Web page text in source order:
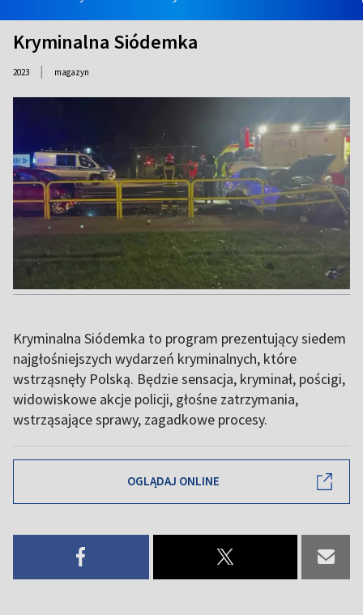
Kryminalna Siódemka
2023 | magazyn
Kryminalna Siódemka to program prezentujący siedem
najgłośniejszych wydarzeń kryminalnych, które
wstrząsnęły Polską. Będzie sensacja, kryminał, pościgi,
widowiskowe akcje policji, głośne zatrzymania,
wstrząsające sprawy, zagadkowe procesy.
OGLĄDAJ ONLINE